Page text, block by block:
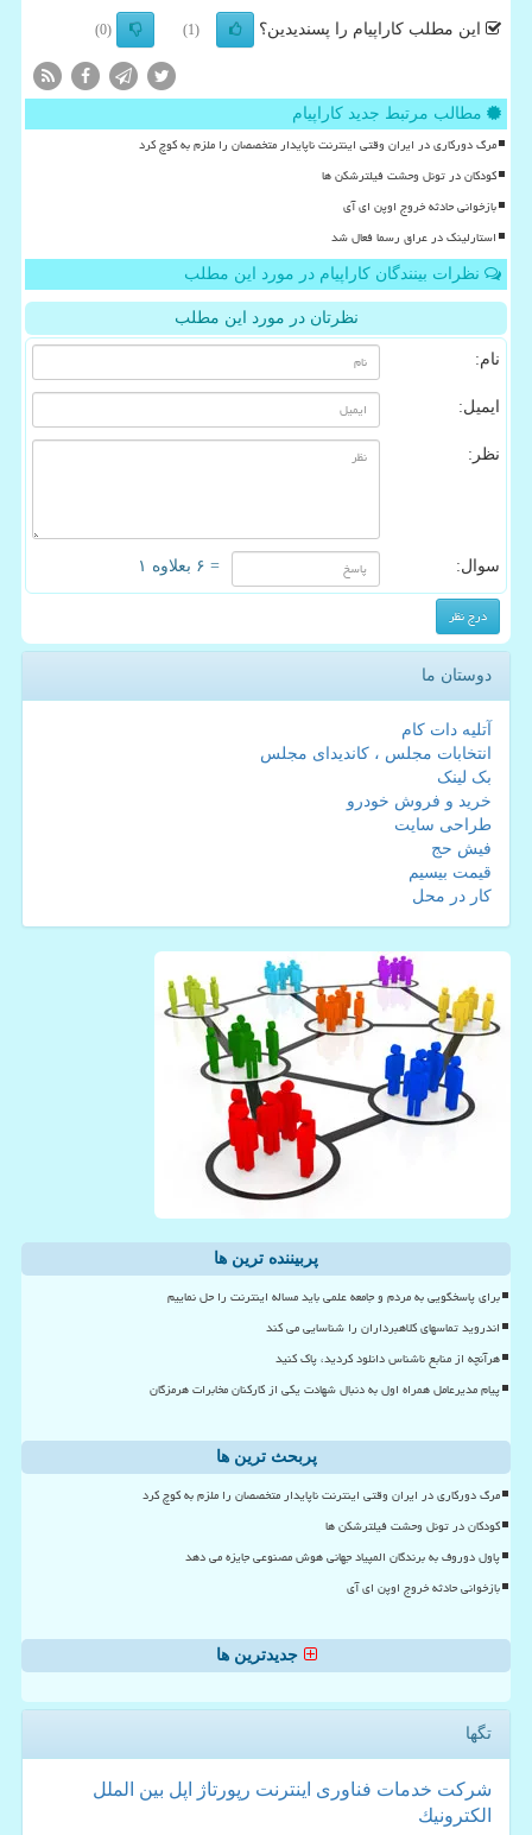
این مطلب کاراپیام را پسندیدین؟ (1)
(0)
مطالب مرتبط جدید کاراپیام
مرگ دورکاری در ایران وقتی اینترنت ناپایدار متخصصان را ملزم به کوچ کرد
کودکان در تونل وحشت فیلترشکن ها
بازخوانی حادثه خروج اوپن ای آی
استارلینک در عراق رسما فعال شد
نظرات بینندگان کاراپیام در مورد این مطلب
نظرتان در مورد این مطلب
نام:
ایمیل:
نظر:
سوال: = ۶ بعلاوه ۱
دوستان ما
آتلیه دات کام
انتخابات مجلس ، کاندیدای مجلس
بک لینک
خرید و فروش خودرو
طراحی سایت
فیش حج
قیمت بیسیم
کار در محل
پربیننده ترین ها
برای پاسخگویی به مردم و جامعه علمی باید مساله اینترنت را حل نماییم
اندروید تماسهای کلاهبرداران را شناسایی می کند
هرآنچه از منابع ناشناس دانلود کردید، پاک کنید
پیام مدیرعامل همراه اول به دنبال شهادت یکی از کارکنان مخابرات هرمزگان
پربحث ترین ها
مرگ دورکاری در ایران وقتی اینترنت ناپایدار متخصصان را ملزم به کوچ کرد
کودکان در تونل وحشت فیلترشکن ها
پاول دوروف به برندگان المپیاد جهانی هوش مصنوعی جایزه می دهد
بازخوانی حادثه خروج اوپن ای آی
جدیدترین ها
تگها
شركت خدمات فناوری اینترنت رپورتاژ اپل بین الملل
الكترونیك